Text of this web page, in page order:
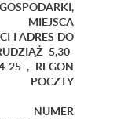
MIEJSCA
I ADRES DO
5,30-
25 , REGON
NUMER